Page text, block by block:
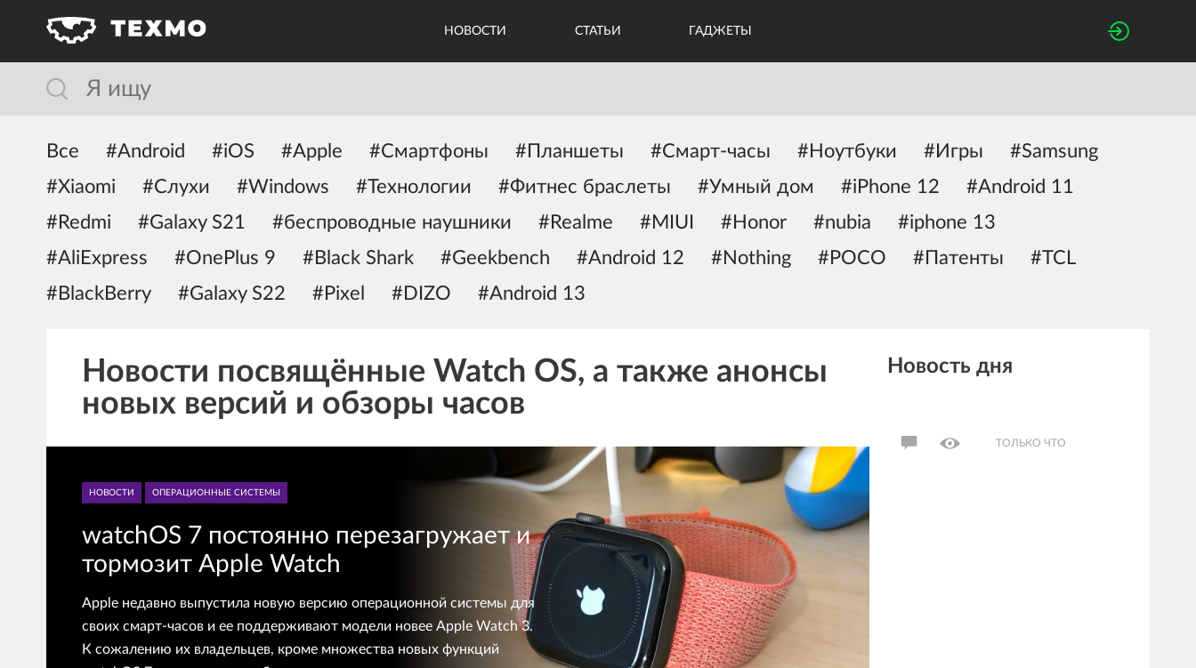
НОВОСТИ СТАТЬИ ГАДЖЕТЫ
Все #Android #iOS #Apple #Смартфоны #Планшеты #Смарт-часы #Ноутбуки #Игры
#Samsung
#Xiaomi
#Слухи #Windows #Технологии #Фитнес браслеты #Умный дом #iPhone 12
#Android 11
#Redmi
#Galaxy S21 #беспроводные наушники #Realme #MIUI #Honor #nubia
#iphone 13
#AliExpress
#OnePlus 9 #Black Shark #Geekbench #Android 12 #Nothing #POCO #Патенты
#TCL
#BlackBerry
#Galaxy S22 #Pixel #DIZO #Android 13
Новости посвящённые Watch OS, а также анонсы
новых версий и обзоры часов
НОВОСТИ ОПЕРАЦИОННЫЕ СИСТЕМЫ
watchOS 7 постоянно перезагружает и
тормозит Apple Watch
Apple недавно выпустила новую версию операционной системы для
своих смарт-часов и ее поддерживают модели новее Apple Watch 3.
К сожалению их владельцев, кроме множества новых функций
Новость дня
ТОЛЬКО ЧТО